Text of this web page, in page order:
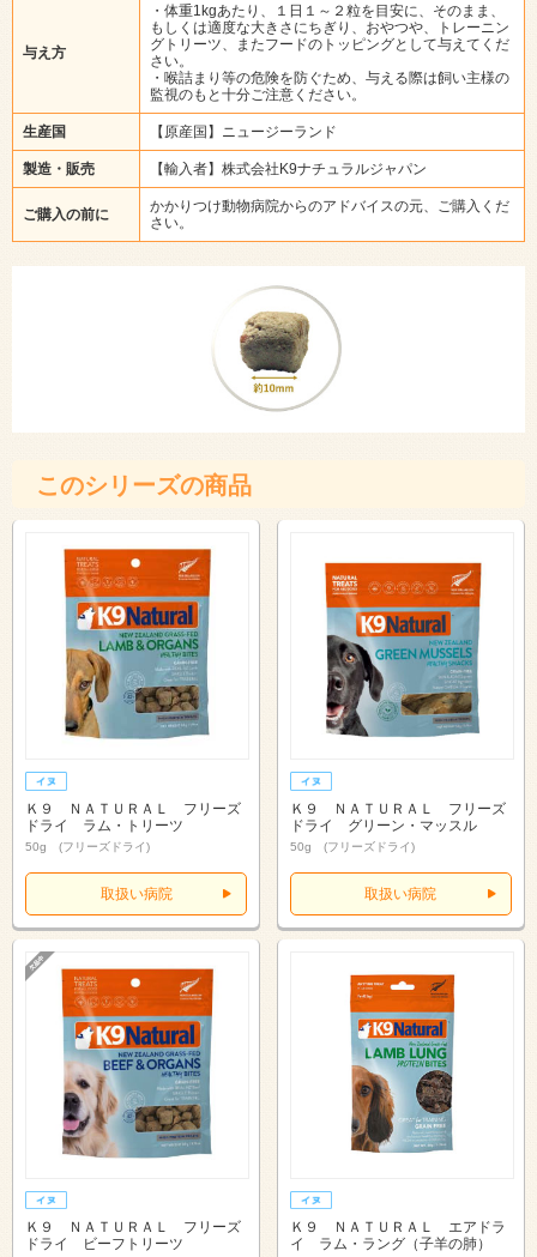
与え方
・体重1kgあたり、１日１～２粒を目安に、そのまま、
もしくは適度な大きさにちぎり、おやつや、トレーニン
グトリーツ、またフードのトッピングとして与えてくだ
さい。
・喉詰まり等の危険を防ぐため、与える際は飼い主様の
監視のもと十分ご注意ください。
生産国 【原産国】ニュージーランド
製造・販売 【輸入者】株式会社K9ナチュラルジャパン
ご購入の前に
かかりつけ動物病院からのアドバイスの元、ご購入くだ
さい。
このシリーズの商品
Ｋ９ ＮＡＴＵＲＡＬ フリーズ
ドライ ラム・トリーツ
50g (フリーズドライ)
取扱い病院
Ｋ９ ＮＡＴＵＲＡＬ フリーズ
ドライ グリーン・マッスル
50g (フリーズドライ)
取扱い病院
Ｋ９ ＮＡＴＵＲＡＬ フリーズ
ドライ ビーフトリーツ
Ｋ９ ＮＡＴＵＲＡＬ エアドラ
イ ラム・ラング（子羊の肺）